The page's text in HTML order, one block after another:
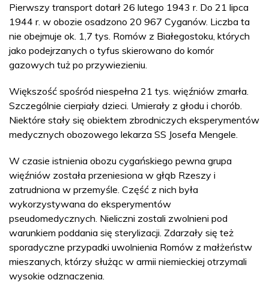
Pierwszy transport dotarł 26 lutego 1943 r. Do 21 lipca
1944 r. w obozie osadzono 20 967 Cyganów. Liczba ta
nie obejmuje ok. 1,7 tys. Romów z Białegostoku, których
jako podejrzanych o tyfus skierowano do komór
gazowych tuż po przywiezieniu.
Większość spośród niespełna 21 tys. więźniów zmarła.
Szczególnie cierpiały dzieci. Umierały z głodu i chorób.
Niektóre stały się obiektem zbrodniczych eksperymentów
medycznych obozowego lekarza SS Josefa Mengele.
W czasie istnienia obozu cygańskiego pewna grupa
więźniów została przeniesiona w głąb Rzeszy i
zatrudniona w przemyśle. Część z nich była
wykorzystywana do eksperymentów
pseudomedycznych. Nieliczni zostali zwolnieni pod
warunkiem poddania się sterylizacji. Zdarzały się też
sporadyczne przypadki uwolnienia Romów z małżeństw
mieszanych, którzy służąc w armii niemieckiej otrzymali
wysokie odznaczenia.